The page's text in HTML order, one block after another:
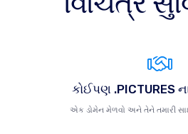
કોઈપણ .PICTURES
એક ડોમેન મેળવો અને તેને તમારી